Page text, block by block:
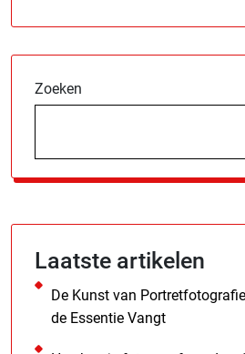
Zoeken
Laatste artikelen
De Kunst van
de Essentie Vangt